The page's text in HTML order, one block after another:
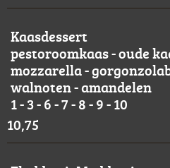
Kaasdessert
pestoroomkaas - oude
mozzarella -
walnoten - amandelen
1 - 3 - 6 - 7 - 8 - 9 - 10
10,75